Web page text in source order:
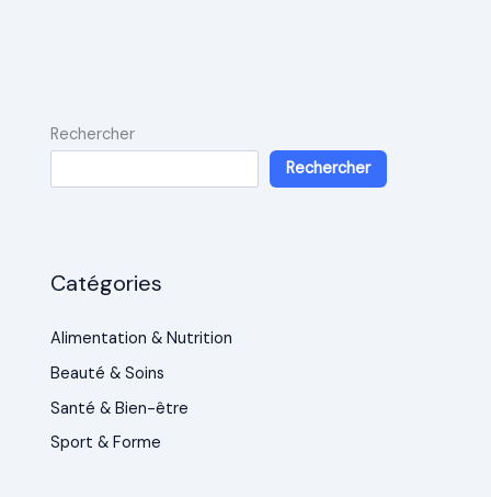
Rechercher
Rechercher
Catégories
Alimentation & Nutrition
Beauté & Soins
Santé & Bien-être
Sport & Forme